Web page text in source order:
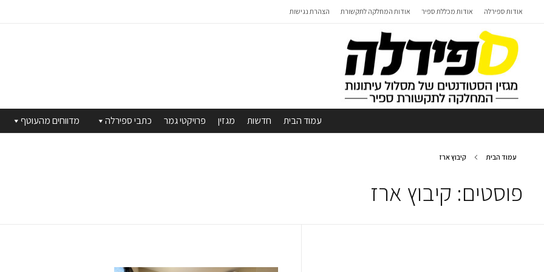
אודות ספירלה אודות מכללת ספיר אודות המחלקה לתקשורת הצהרת נגישות
עמוד הבית חדשות מגזין פרויקטי גמר כתבי ספירלה מדווחים מהעוטף
עמוד הבית קיבוץ ארז
פוסטים: קיבוץ ארז